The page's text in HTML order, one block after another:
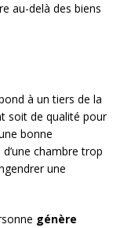
au-delà des biens
à un tiers de la
soit de qualité pour
bonne
chambre trop
une
génère